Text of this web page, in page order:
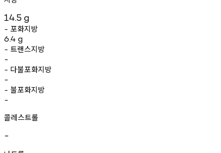
14.5 g
- 포화지방
6.4 g
- 트랜스지방
-
- 다불포화지방
-
- 불포화지방
-
콜레스트롤
-